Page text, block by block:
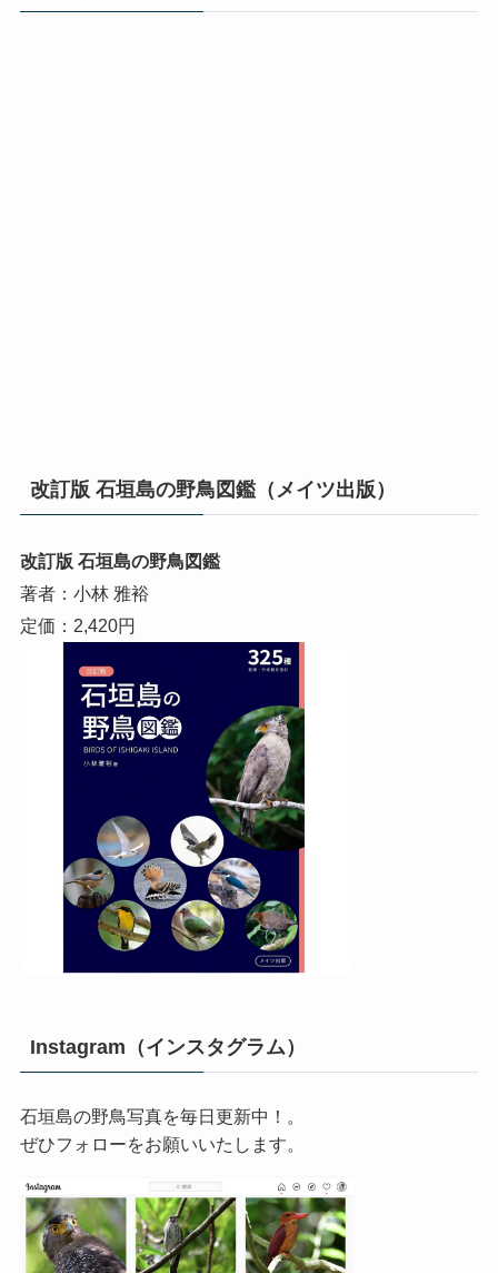
改訂版 石垣島の野鳥図鑑（メイツ出版）
改訂版 石垣島の野鳥図鑑
著者：小林 雅裕
定価：2,420円
Instagram（インスタグラム）
石垣島の野鳥写真を毎日更新中！。
ぜひフォローをお願いいたします。